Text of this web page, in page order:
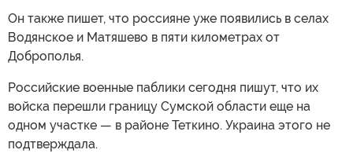
Он также пишет, что россияне уже появились в селах
Водянское и Матяшево в пяти километрах от
Доброполья.
Российские военные паблики сегодня пишут, что их
войска перешли границу Сумской области еще на
одном участке — в районе Теткино. Украина этого не
подтверждала.